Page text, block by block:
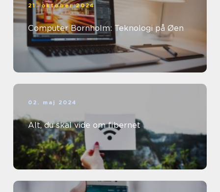
21. oktober 2024
Computer Bornholm: Teknologi på Øen
02. maj 2024
Alt, du skal vide om fibernet